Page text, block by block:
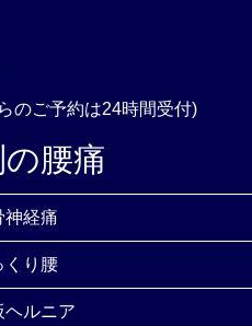
のご予約は24時間受付)
腰痛
神経痛
くり腰
ヘルニア